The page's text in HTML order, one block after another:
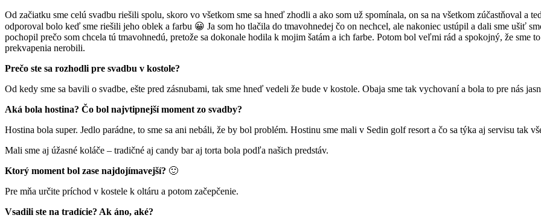
Od začiatku sme celú svadbu riešili spolu, skoro vo všetkom sme sa hneď zhodli a ako som už spomínala, on sa na všetkom zúčastňoval a
odporoval bolo keď sme riešili jeho oblek a farbu 😀 Ja som ho tlačila do tmavohnedej čo on nechcel, ale nakoniec ustúpil a dali sme ušiť
pochopil prečo som chcela tú tmavohnedú, pretože sa dokonale hodila k mojim šatám a ich farbe. Potom bol veľmi rád a spokojný, že sme
prekvapenia nerobili.
Prečo ste sa rozhodli pre svadbu v kostole?
Od kedy sme sa bavili o svadbe, ešte pred zásnubami, tak sme hneď vedeli že bude v kostole. Obaja sme tak vychovaní a bola to pre nás
Aká bola hostina? Čo bol najvtipnejší moment zo svadby?
Hostina bola super. Jedlo parádne, to sme sa ani nebáli, že by bol problém. Hostinu sme mali v Sedin golf resort a čo sa týka aj servisu tak
Mali sme aj úžasné koláče – tradičné aj candy bar aj torta bola podľa našich predstáv.
Ktorý moment bol zase najdojímavejší? 🙂
Pre mňa určite príchod v kostele k oltáru a potom začepčenie.
Vsadili ste na tradície? Ak áno, aké?